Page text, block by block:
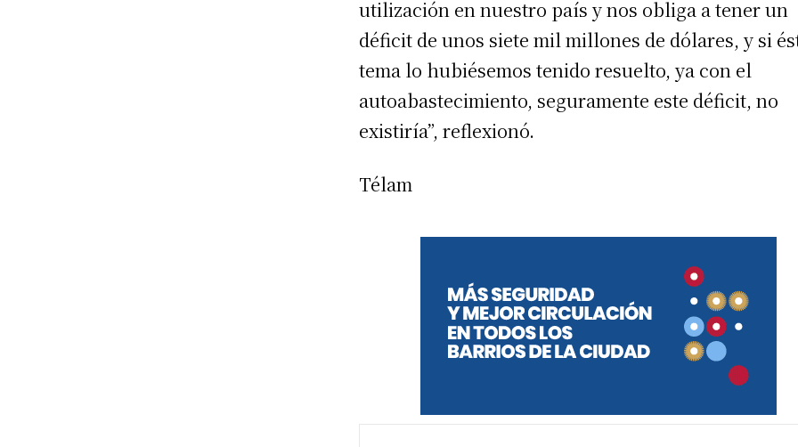
utilización en nuestro país y nos obliga a tener un
déficit de unos siete mil millones de dólares, y si
tema lo hubiésemos tenido resuelto, ya con el
autoabastecimiento, seguramente este déficit, no
existiría”, reflexionó.
Télam